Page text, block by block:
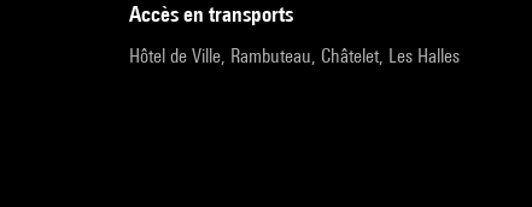
accès en transports
Hôtel de Ville, Rambuteau, Châtelet, Les Halles